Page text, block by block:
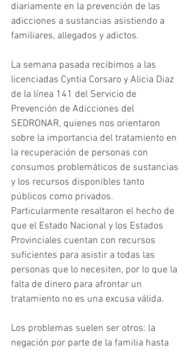
diariamente en la prevención de las
adicciones a sustancias asistiendo a
familiares, allegados y adictos.
La semana pasada recibimos a las
licenciadas Cyntia Corsaro y Alicia Diaz
de la línea 141 del Servicio de
Prevención de Adicciones del
SEDRONAR, quienes nos orientaron
sobre la importancia del tratamiento en
la recuperación de personas con
consumos problemáticos de sustancias
y los recursos disponibles tanto
públicos como privados.
Particularmente resaltaron el hecho de
que el Estado Nacional y los Estados
Provinciales cuentan con recursos
suficientes para asistir a todas las
personas que lo necesiten, por lo que la
falta de dinero para afrontar un
tratamiento no es una excusa válida.
Los problemas suelen ser otros: la
negación por parte de la familia hasta